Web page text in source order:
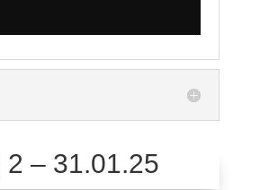
2 – 31.01.25